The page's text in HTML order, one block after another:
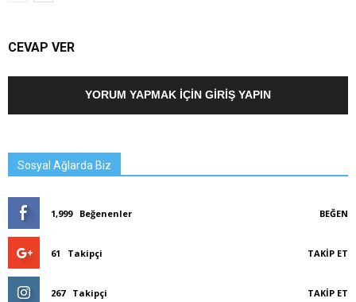
CEVAP VER
YORUM YAPMAK İÇIN GIRIŞ YAPIN
Sosyal Ağlarda Biz
1,999 Beğenenler BEĞEN
61 Takipçi TAKIP ET
267 Takipçi TAKIP ET